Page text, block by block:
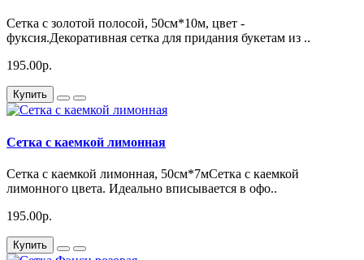
Сетка с золотой полосой, 50см*10м, цвет -
фуксия.Декоративная сетка для придания букетам из ..
195.00р.
Купить
Сетка с каемкой лимонная
Сетка с каемкой лимонная, 50см*7мСетка с каемкой
лимонного цвета. Идеально вписывается в офо..
195.00р.
Купить